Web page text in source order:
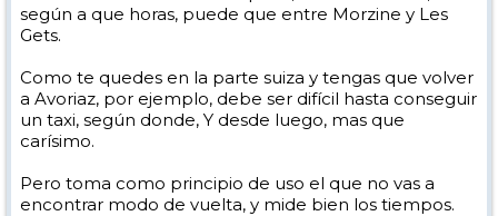
según a que horas, puede que entre Morzine y Les
Gets.
Como te quedes en la parte suiza y tengas que volver
a Avoriaz, por ejemplo, debe ser difícil hasta conseguir
un taxi, según donde, Y desde luego, mas que
carísimo.
Pero toma como principio de uso el que no vas a
encontrar modo de vuelta, y mide bien los tiempos.